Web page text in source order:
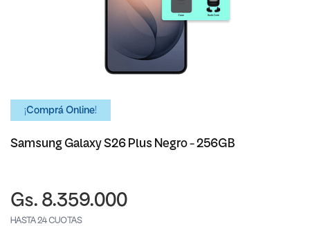
¡Comprá Online!
Samsung Galaxy S26 Plus Negro - 256GB
Gs. 8.359.000
HASTA 24 CUOTAS